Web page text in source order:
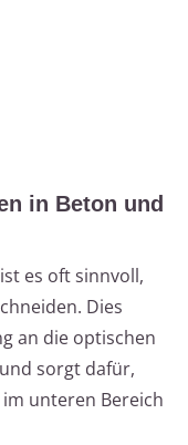
in Beton und
es oft sinnvoll,
Dies
an die optischen
sorgt dafür,
unteren Bereich